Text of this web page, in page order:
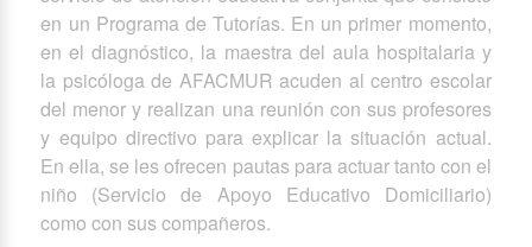
en un Programa de Tutorías. En un primer momento,
en el diagnóstico, la maestra del aula hospitalaria y
la psicóloga de AFACMUR acuden al centro escolar
del menor y realizan una reunión con sus profesores
y equipo directivo para explicar la situación actual.
En ella, se les ofrecen pautas para actuar tanto con el
niño (Servicio de Apoyo Educativo Domiciliario)
como con sus compañeros.